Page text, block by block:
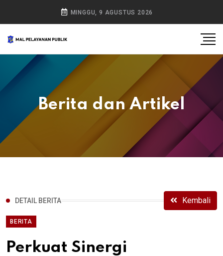
MINGGU, 9 AGUSTUS 2026
Berita dan Artikel
DETAIL BERITA Kembali
BERITA
Perkuat Sinergi